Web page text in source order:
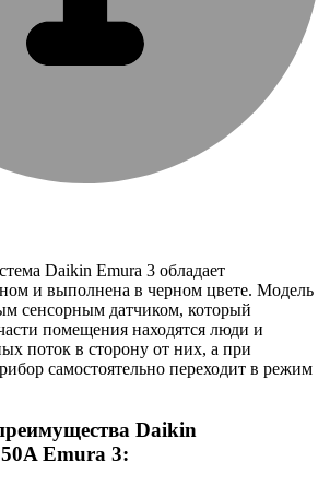
Daikin Emura 3 обладает
и выполнена в черном цвете. Модель
сенсорным датчиком, который
помещения находятся люди и
поток в сторону от них, а при
самостоятельно переходит в режим
Daikin
Emura 3: